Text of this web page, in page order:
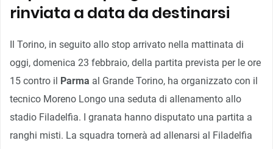
rinviata a data da destinarsi
Il Torino, in seguito allo stop arrivato nella mattinata di
oggi, domenica 23 febbraio, della partita prevista per le ore
15 contro il Parma al Grande Torino, ha organizzato con il
tecnico Moreno Longo una seduta di allenamento allo
stadio Filadelfia. I granata hanno disputato una partita a
ranghi misti. La squadra tornerà ad allenarsi al Filadelfia